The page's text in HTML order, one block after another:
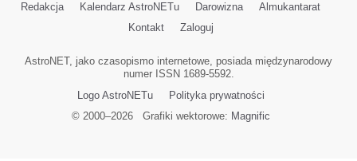
Redakcja Kalendarz AstroNETu Darowizna
Almukantarat
Kontakt
Zaloguj
AstroNET, jako czasopismo internetowe, posiada międzynarodowy
numer ISSN 1689-5592.
Logo AstroNETu
Polityka prywatności
© 2000–2026Grafiki wektorowe: Magnific